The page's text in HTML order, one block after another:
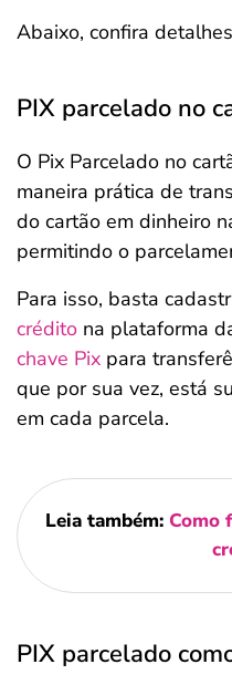
Abaixo, confira
PIX parcelado no
O Pix Parcelado no
maneira prática de
do cartão em dinheiro
permitindo o
Para isso, basta
crédito na plataforma
chave Pix para
que por sua vez, está
em cada parcela.
Leia também: Como
PIX parcelado